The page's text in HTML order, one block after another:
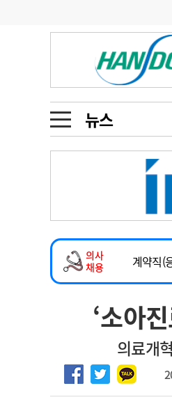
뉴스
오피니언
인물
동영상뉴스
메디 Hospital
인포메이션
고객센터
의사
채용
2026
마취통
계약직(
하반기
2026년
마취통
‘소아
의료개